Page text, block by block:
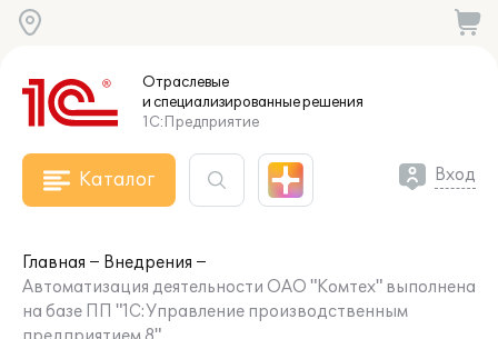
Отраслевые
и специализированныерешения
1С:Предприятие
Каталог Вход
Главная
Внедрения
Автоматизация деятельности ОАО "Комтех" выполнена
на базе ПП "1С:Управление производственным